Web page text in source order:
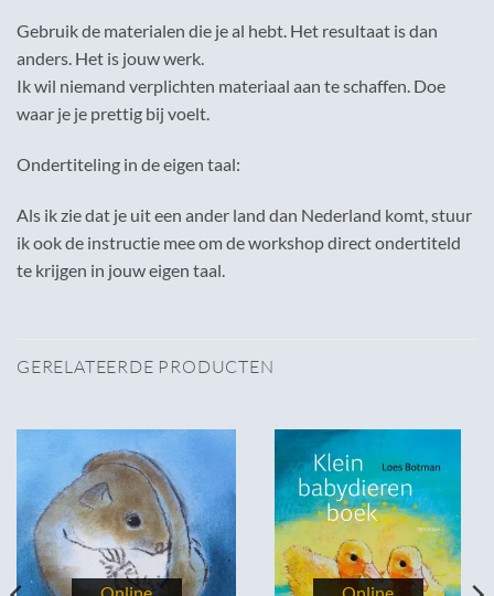
Gebruik de materialen die je al hebt. Het resultaat is dan
anders. Het is jouw werk.
Ik wil niemand verplichten materiaal aan te schaffen. Doe
waar je je prettig bij voelt.
Ondertiteling in de eigen taal:
Als ik zie dat je uit een ander land dan Nederland komt, stuur
ik ook de instructie mee om de workshop direct ondertiteld
te krijgen in jouw eigen taal.
GERELATEERDE PRODUCTEN